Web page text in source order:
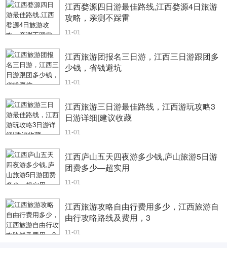
江西婺源四日游最佳路线,江西婺源4日旅游
攻略，亲测不踩雷
11-01
江西旅游团报名三日游，江西三日游跟团多
少钱，省钱避坑
11-01
江西旅游三日游最佳路线，江西游玩攻略3
日游详细|建议收藏
11-01
江西庐山五天四夜游多少钱,庐山旅游5日游
团费多少—超实用
11-01
江西旅游攻略自由行费用多少，江西旅游自
由行攻略路线及费用，3
11-01